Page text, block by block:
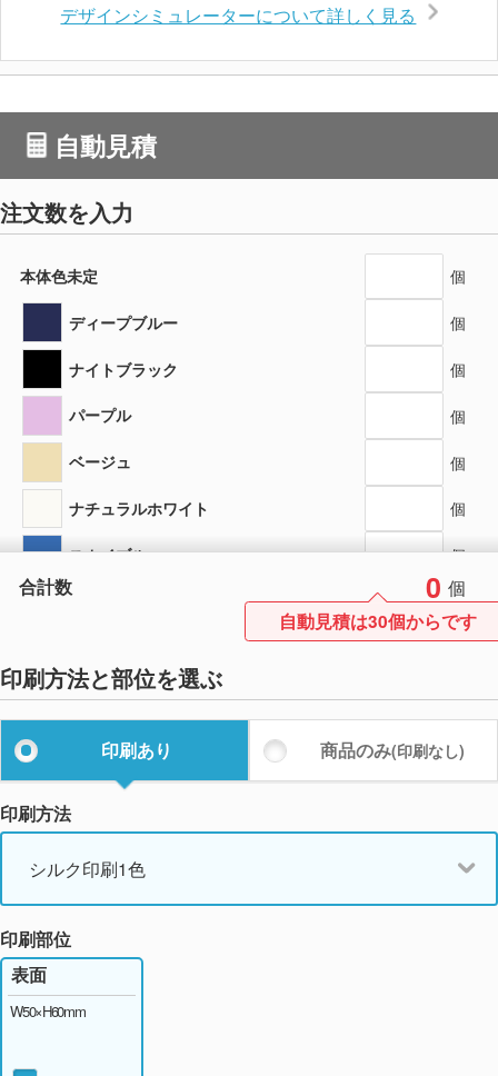
デザインシミュレーターについて詳しく見る
自動見積
注文数を入力
本体色未定 個
ディープブルー 個
ナイトブラック 個
パープル 個
ベージュ 個
ナチュラルホワイト 個
スカイブルー 個
ライトグリーン 個
合計数 0 個
自動見積は30個からです
印刷方法と部位を選ぶ
印刷あり 商品のみ(印刷なし)
印刷方法
シルク印刷1色
印刷部位
表面
W50×H60mm